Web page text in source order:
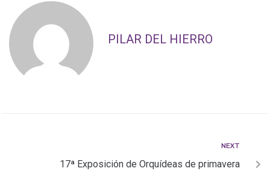
PILAR DEL HIERRO
NEXT
17ª Exposición de Orquídeas de primavera